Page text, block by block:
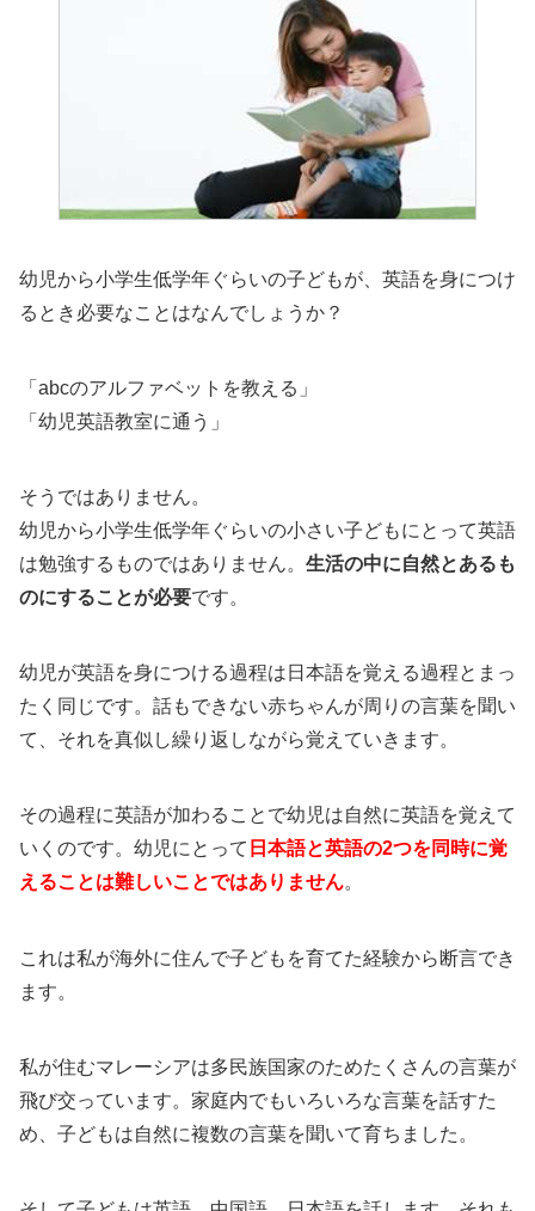
幼児から小学生低学年ぐらいの子どもが、英語を身につけ
るとき必要なことはなんでしょうか？
「abcのアルファベットを教える」
「幼児英語教室に通う」
そうではありません。
幼児から小学生低学年ぐらいの小さい子どもにとって英語
は勉強するものではありません。 生活の中に自然とあるも
のにすることが必要です。
幼児が英語を身につける過程は日本語を覚える過程とまっ
たく同じです。話もできない赤ちゃんが周りの言葉を聞い
て、それを真似し繰り返しながら覚えていきます。
その過程に英語が加わることで幼児は自然に英語を覚えて
いくのです。幼児にとって 日本語と英語の2つを同時に覚
えることは難しいことではありません。
これは私が海外に住んで子どもを育てた経験から断言でき
ます。
私が住むマレーシアは多民族国家のためたくさんの言葉が
飛び交っています。家庭内でもいろいろな言葉を話すた
め、子どもは自然に複数の言葉を聞いて育ちました。